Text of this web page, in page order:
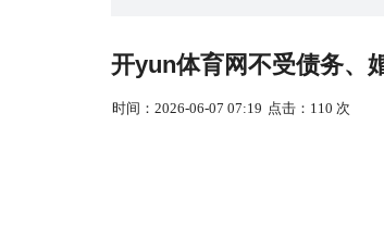
开yun体育网不受债务、
时间：2026-06-07 07:19 点击：110 次